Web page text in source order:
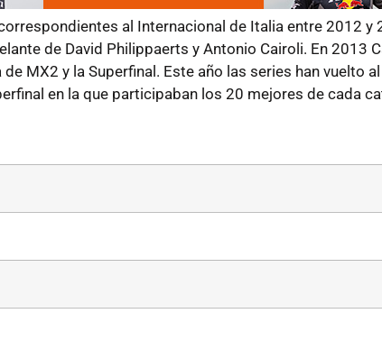
al Internacional de Italia entre 2012 y
de David Philippaerts y Antonio Cairoli. En 2013
MX2 y la Superfinal. Este año las series han vuelto
en la que participaban los 20 mejores de cada